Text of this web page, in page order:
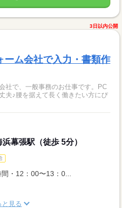
3日以内公開
ーム会社で入力・書類作
社で、一般事務のお仕事です。PC
夫♪腰を据えて長く働きたい方にぴ
幕張駅（徒歩 5分）
・12：00〜13：0...
と見る